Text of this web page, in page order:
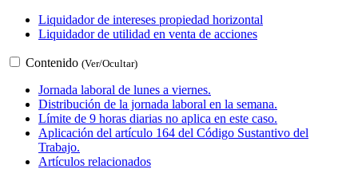
Liquidador de intereses propiedad horizontal
Liquidador de utilidad en venta de acciones
Contenido (Ver/Ocultar)
Jornada laboral de lunes a viernes.
Distribución de la jornada laboral en la semana.
Límite de 9 horas diarias no aplica en este caso.
Aplicación del artículo 164 del Código Sustantivo del
Trabajo.
Artículos relacionados